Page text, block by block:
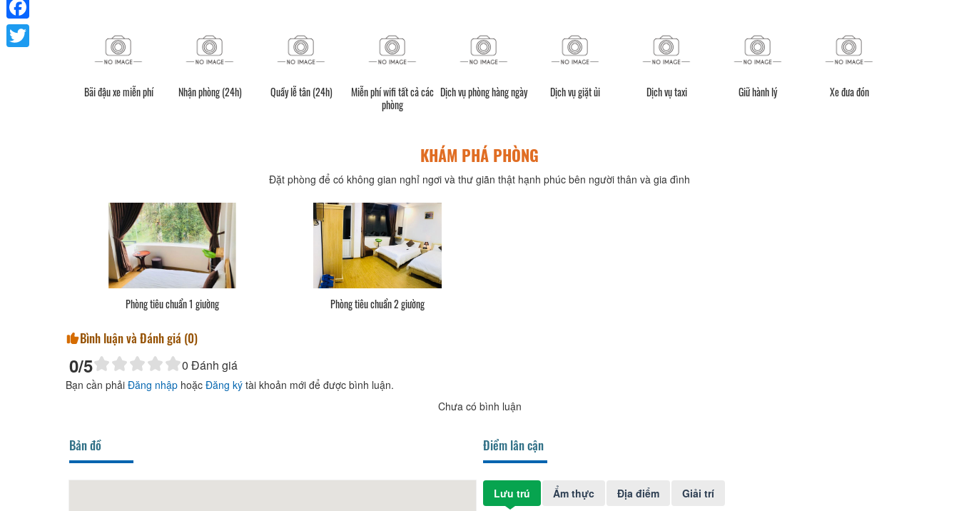
Bãi đậu xe miễn phí Nhận phòng (24h) Quầy lễ tân (24h)
Miễn phí wifi tất cả các
phòng
Dịch vụ phòng hàng ngày Dịch vụ giặt ủi Dịch vụ taxi Giữ hành lý Xe đưa đón
KHÁM PHÁ PHÒNG
Đặt phòng để có không gian nghỉ ngơi và thư giãn thật hạnh phúc bên người thân và gia đình
Phòng tiêu chuẩn 1 giường Phòng tiêu chuẩn 2 giường
Bình luận và Đánh giá (0)
0/5 0 Đánh giá
Bạn cần phải Đăng nhập hoặc Đăng ký tài khoản mới để được bình luận.
Chưa có bình luận
Bản đồ Điểm lân cận
Lưu trú Ẩm thực Địa điểm Giải trí
Facebook